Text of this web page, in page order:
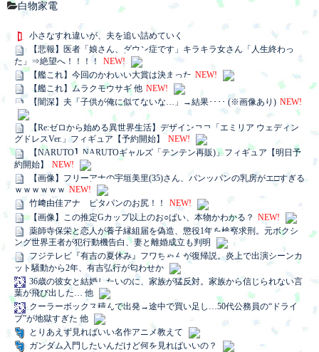
白物家電
小さなすれ違いが、夫を追い詰めていく
【悲報】医者「娘さん、ダウン症です」キラキラ女さん「人生終わっ
た」⇒絶望へ！！！！
NEW!
【艦これ】今回のかわいい大賞は決まった NEW!
【艦これ】ムラクモウサギ 他 NEW!
【闇深】夫「子供が俺に似てないな…」→結果････ (※画像あり) NEW!
【Re:ゼロから始める異世界生活】デザインココ「エミリア ウェディン
グドレスVer.」フィギュア【予約開始】
NEW!
【NARUTO】NARUTOギャルズ「テンテン再販)」フィギュア【明日予
約開始】
NEW!
【画像】フリーアナの宇垣美里(35)さん、パンッパンの乳房がエ□すぎる
ｗｗｗｗｗｗ NEW!
竹﨑由佳アナ ピタパンのお尻！！
NEW!
【画像】この推定Gカップ以上のお○ぱい、本物かわかる？ NEW!
薬師寺保栄と恋人が養子縁組届を偽造、懲役1年を検察求刑。元ボクシ
ング世界王者が犯行動機告白、妻と離婚成立も判明
フジテレビ『有吉の夏休み』フワちゃんが復帰説。炎上で出演シーンカ
ット騒動から2年、有吉弘行が匂わせか
36歳の彼女と結婚したいのに、家族が猛反対。家族から信じられない言
葉が飛び出した… 他
クーラーボックス積んで出発→途中で買い足し…50代公務員の“ドライ
ブ”が地獄すぎた 他
とりあえず見ればいい名作アニメ教えて
ガンダム入門したいんだけど何を見ればいいの？